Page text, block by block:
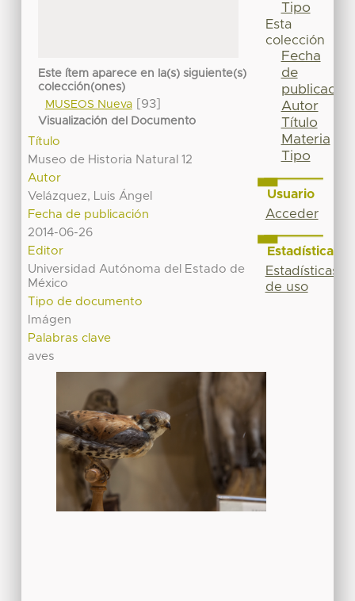
Este ítem aparece en la(s) siguiente(s)
colección(ones)
MUSEOS Nueva[93]
Visualización del Documento
Título
Museo de Historia Natural 12
Autor
Velázquez, Luis Ángel
Fecha de publicación
2014-06-26
Editor
Universidad Autónoma del Estado de
México
Tipo de documento
Imágen
Palabras clave
aves
Tipo
Esta
colección
Fecha
de
publicación
Autor
Título
Materia
Tipo
Usuario
Acceder
Estadísticas
Estadísticas
de uso